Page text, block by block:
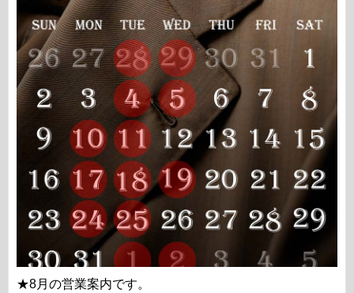
★8月の営業案内です。